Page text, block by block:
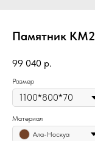
Памятник КМ2
99 040 р.
Размер
Материал
Ала-Носкуа